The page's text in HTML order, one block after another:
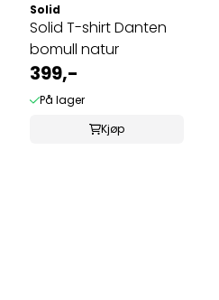
Solid
Solid T-shirt Danten
bomull natur
399,-
På lager
Kjøp